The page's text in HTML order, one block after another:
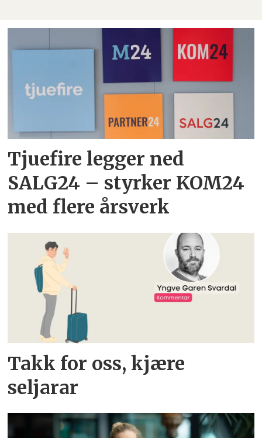
Tjuefire legger ned
SALG24 – styrker KOM24
med flere årsverk
Takk for oss, kjære
seljarar